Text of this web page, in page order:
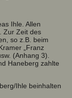
Ihle. Allen
Zur Zeit des
so z.B. beim
„Franz
(Anhang 3).
Haneberg zahlte
Ihle beinhalten